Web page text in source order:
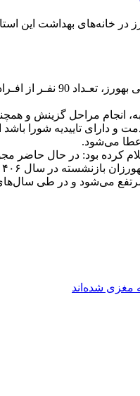
دکتر غلامعلی
انجام مراحل گزینش و
خدمت و دارای تاییدیه
می‌شود.
مرتفع می‌شود و در طی
مغزی شده‌اند